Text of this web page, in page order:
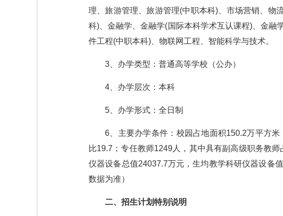
理、旅游管理、旅游管理(中职本科)、市场营销、物
科)、金融学、金融学(国际本科学术互认课程)、金融
件工程(中职本科)、物联网工程、智能科学与技术。
3、办学类型：普通高等学校（公办）
4、办学层次：本科
5、办学形式：全日制
6、主要办学条件：校园占地面积150.2万平方
比19.7；专任教师1249人，其中具有副高级职务教
仪器设备总值24037.7万元，生均教学科研仪器设备
数据为准）
二、招生计划特别说明